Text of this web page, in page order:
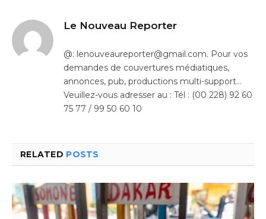
Le Nouveau Reporter
@: lenouveaureporter@gmail.com. Pour vos
demandes de couvertures médiatiques,
annonces, pub, productions multi-support…
Veuillez-vous adresser au : Tél : (00 228) 92 60
75 77 / 99 50 60 10
RELATED POSTS